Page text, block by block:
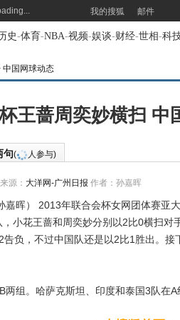
我的搜狐 邮件
史-体育-NBA-视频-娱谈-财经-世相-科
中国网球动态
王蔷周奕妙横扫 中
句( 人参与)
来源： 大洋网-广州日报 作者：孙嘉晖
） 2013年联合会杯女网团体赛亚大
小花王蔷和周奕妙分别以2比0横扫对
告负，不过中国队还是以2比1胜出。
组。哈萨克斯坦、印度和泰国3队在A